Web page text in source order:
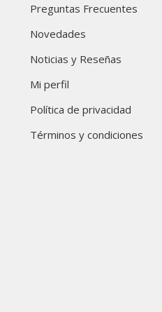
Preguntas Frecuentes
Novedades
Noticias y Reseñas
Mi perfil
Política de privacidad
Términos y condiciones